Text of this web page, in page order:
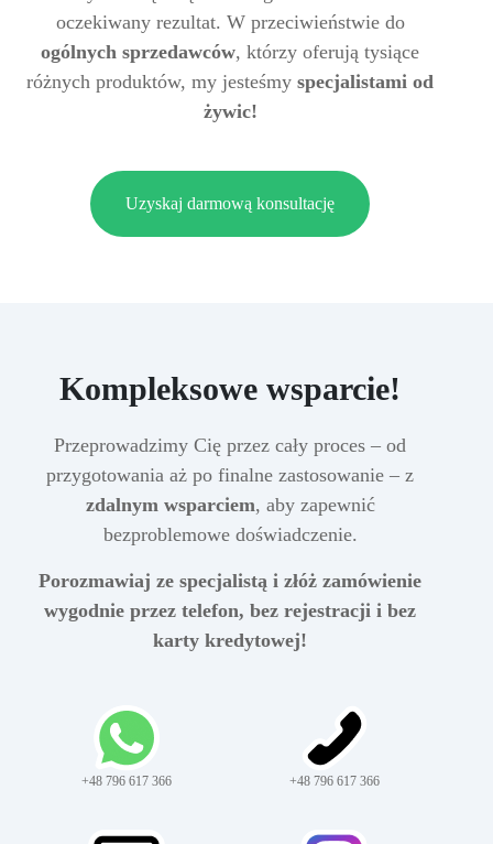
oczekiwany rezultat. W przeciwieństwie do
ogólnych sprzedawców, którzy oferują tysiące
różnych produktów, my jesteśmy specjalistami od
żywic!
Uzyskaj darmową konsultację
Kompleksowe wsparcie!
Przeprowadzimy Cię przez cały proces – od
przygotowania aż po finalne zastosowanie – z
zdalnym wsparciem, aby zapewnić
bezproblemowe doświadczenie.
Porozmawiaj ze specjalistą i złóż zamówienie
wygodnie przez telefon, bez rejestracji i bez
karty kredytowej!
+48 796 617 366 +48 796 617 366